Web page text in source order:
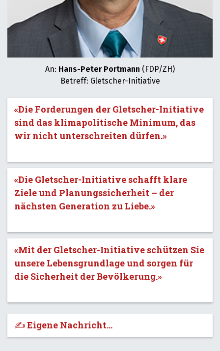
An: Hans-Peter Portmann (FDP/ZH)
Betreff: Gletscher-Initiative
«Die Forderungen der Gletscher-Initiative
sind das klimapolitische Minimum, das
wir nicht unterschreiten dürfen.»
«Die Gletscher-Initiative schafft klare
Ziele und Planungssicherheit – der
nächsten Generation zu Liebe.»
«Mit der Gletscher-Initiative schützen Sie
unsere Lebensgrundlage und sorgen für
die Sicherheit der Bevölkerung.»
✍️ Eigene Nachricht...